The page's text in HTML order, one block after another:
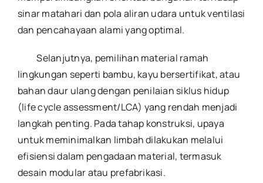
sinar matahari dan pola aliran udara untuk ventilasi
dan pencahayaan alami yang optimal.
Selanjutnya, pemilihan material ramah
lingkungan seperti bambu, kayu bersertifikat, atau
bahan daur ulang dengan penilaian siklus hidup
(life cycle assessment/LCA) yang rendah menjadi
langkah penting. Pada tahap konstruksi, upaya
untuk meminimalkan limbah dilakukan melalui
efisiensi dalam pengadaan material, termasuk
desain modular atau prefabrikasi.